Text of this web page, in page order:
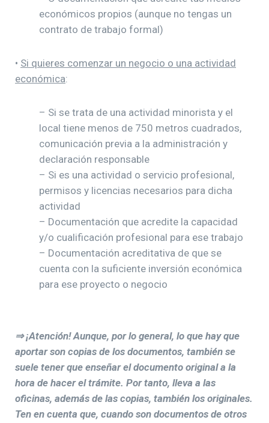
económicos propios (aunque no tengas un
contrato de trabajo formal)
• Si quieres comenzar un negocio o una actividad
económica:
– Si se trata de una actividad minorista y el
local tiene menos de 750 metros cuadrados,
comunicación previa a la administración y
declaración responsable
– Si es una actividad o servicio profesional,
permisos y licencias necesarios para dicha
actividad
– Documentación que acredite la capacidad
y/o cualificación profesional para ese trabajo
– Documentación acreditativa de que se
cuenta con la suficiente inversión económica
para ese proyecto o negocio
⇒ ¡Atención! Aunque, por lo general, lo que hay que
aportar son copias de los documentos, también se
suele tener que enseñar el documento original a la
hora de hacer el trámite. Por tanto, lleva a las
oficinas, además de las copias, también los originales.
Ten en cuenta que, cuando son documentos de otros